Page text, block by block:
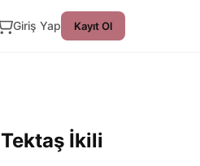
Giriş Yap Kayıt Ol
İkili